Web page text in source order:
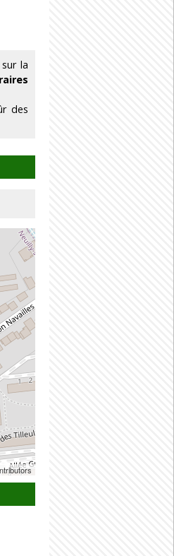
la
des